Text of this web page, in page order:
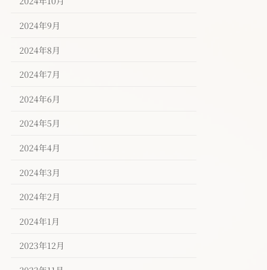
2024年9月
2024年8月
2024年7月
2024年6月
2024年5月
2024年4月
2024年3月
2024年2月
2024年1月
2023年12月